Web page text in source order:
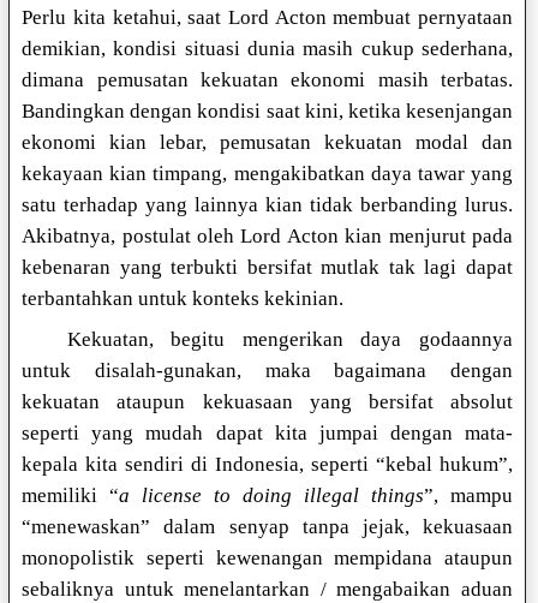
Perlu kita ketahui, saat Lord Acton membuat pernyataan
demikian, kondisi situasi dunia masih cukup sederhana,
dimana pemusatan kekuatan ekonomi masih terbatas.
Bandingkan dengan kondisi saat kini, ketika kesenjangan
ekonomi kian lebar, pemusatan kekuatan modal dan
kekayaan kian timpang, mengakibatkan daya tawar yang
satu terhadap yang lainnya kian tidak berbanding lurus.
Akibatnya, postulat oleh Lord Acton kian menjurut pada
kebenaran yang terbukti bersifat mutlak tak lagi dapat
terbantahkan untuk konteks kekinian.
Kekuatan, begitu mengerikan daya godaannya
untuk disalah-gunakan, maka bagaimana dengan
kekuatan ataupun kekuasaan yang bersifat absolut
seperti yang mudah dapat kita jumpai dengan mata-
kepala kita sendiri di Indonesia, seperti “kebal hukum”,
memiliki “a license to doing illegal things”, mampu
“menewaskan” dalam senyap tanpa jejak, kekuasaan
monopolistik seperti kewenangan mempidana ataupun
sebaliknya untuk menelantarkan / mengabaikan aduan